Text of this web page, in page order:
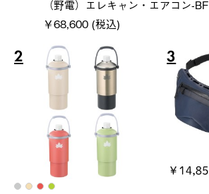
（野電）エレキャン・エアコン-BF
￥68,600 (税込)
2 3